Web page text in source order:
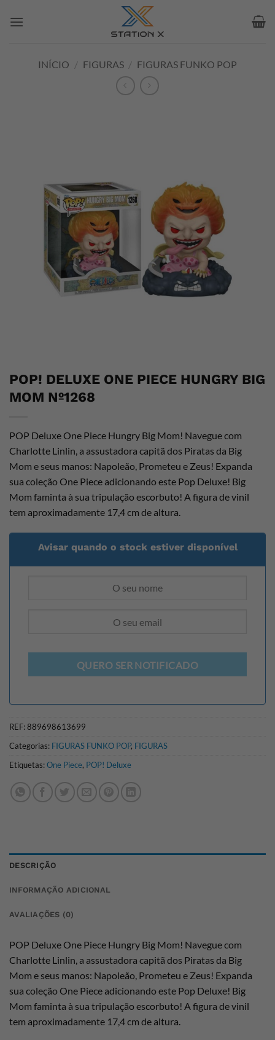
INÍCIO / FIGURAS / FIGURAS FUNKO POP
POP! DELUXE ONE PIECE HUNGRY BIG
MOM Nº1268
POP Deluxe One Piece Hungry Big Mom! Navegue com
Charlotte Linlin, a assustadora capitã dos Piratas da Big
Mom e seus manos: Napoleão, Prometeu e Zeus! Expanda
sua coleção One Piece adicionando este Pop Deluxe! Big
Mom faminta à sua tripulação escorbuto! A figura de vinil
tem aproximadamente 17,4 cm de altura.
Avisar quando o stock estiver disponível
QUERO SER NOTIFICADO
REF:889698613699
Categorias: FIGURAS FUNKO POP, FIGURAS
Etiquetas:One Piece, POP! Deluxe
DESCRIÇÃO
INFORMAÇÃO ADICIONAL
AVALIAÇÕES (0)
POP Deluxe One Piece Hungry Big Mom! Navegue com
Charlotte Linlin, a assustadora capitã dos Piratas da Big
Mom e seus manos: Napoleão, Prometeu e Zeus! Expanda
sua coleção One Piece adicionando este Pop Deluxe! Big
Mom faminta à sua tripulação escorbuto! A figura de vinil
tem aproximadamente 17,4 cm de altura.